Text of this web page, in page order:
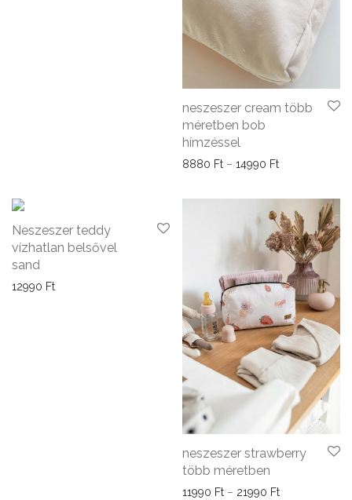
neszeszer cream több
méretben bob
hímzéssel
8880 Ft – 14990 FtÁrtartomány:
Neszeszer teddy
vízhatlan belsővel
sand
12990 Ft
neszeszer strawberry
több méretben
11990 Ft – 21990 FtÁrtartomány: